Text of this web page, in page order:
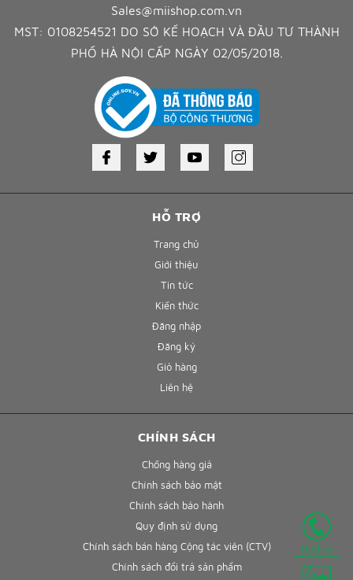
Hotline
HỖ TRỢ
Trang chủ
Giới thiệu
Tin tức
Kiến thức
Đăng nhập
Đăng ký
Giỏ hàng
Liên hệ
Sales@miishop.com.vn
MST: 0108254521 DO SỞ KẾ HOẠCH VÀ ĐẦU TƯ THÀNH
PHỐ HÀ NỘI CẤP NGÀY 02/05/2018.
CHÍNH SÁCH
Chống hàng giả
Chính sách bảo mật
Chính sách bảo hành
Quy định sử dụng
Chính sách bán hàng Cộng tác viên (CTV)
Chính sách đổi trả sản phẩm